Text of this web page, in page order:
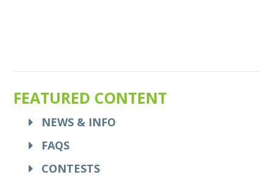
FEATURED CONTENT
NEWS & INFO
FAQS
CONTESTS